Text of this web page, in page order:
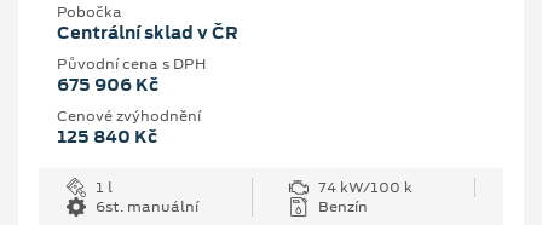
Pobočka
Centrální sklad v ČR
Původní cena s DPH
675 906 Kč
Cenové zvýhodnění
125 840 Kč
1 l
74 kW/100 k
6st. manuální
Benzín